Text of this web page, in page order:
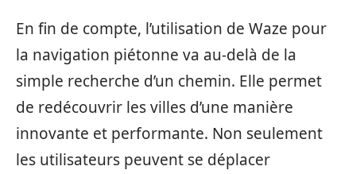
En fin de compte, l’utilisation de Waze pour
la navigation piétonne va au-delà de la
simple recherche d’un chemin. Elle permet
de redécouvrir les villes d’une manière
innovante et performante. Non seulement
les utilisateurs peuvent se déplacer